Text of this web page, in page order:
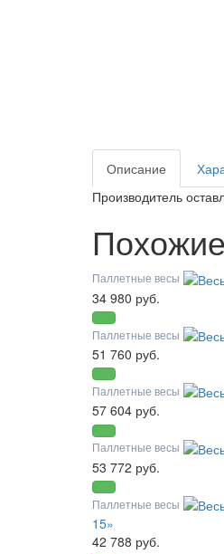
Описание
Производитель
Паллетные весы
34 980 руб.
Паллетные весы
51 760 руб.
Паллетные весы
57 604 руб.
Паллетные весы
53 772 руб.
Паллетные весы
15»
42 788 руб.